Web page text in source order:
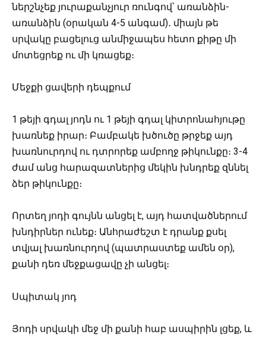
ներշնչեք յուրաքանչյուր ռունգով՝ առանձին-
առանձին (օրական 4-5 անգամ)․ միայն թե
սրվակը բացելուց անմիջապես հետո քիթը մի
մոտեցրեք ու մի կռացեք։
Մեջքի ցավերի դեպքում
1 թեյի գդալ յոդն ու 1 թեյի գդալ կիտրոնահյութը
խառնեք իրար։ Բամբակե խծուծը թրջեք այդ
խառնուրդով ու դտրորեք ամբողջ թիկունքը։ 3-4
ժամ անց հարազատներից մեկին խնդրեք զննել
ձեր թիկունքը։
Որտեղ յոդի գույնն անցել է, այդ հատվածներում
խնդիրներ ունեք։ Անհրաժեշտ է դրանք քսել
տվյալ խառնուրդով (պատրաստեք ամեն օր),
քանի դեռ մեջքացավը չի անցել։
Սպիտակ յոդ
Յոդի սրվակի մեջ մի քանի հաբ ասպիրին լցեք, և